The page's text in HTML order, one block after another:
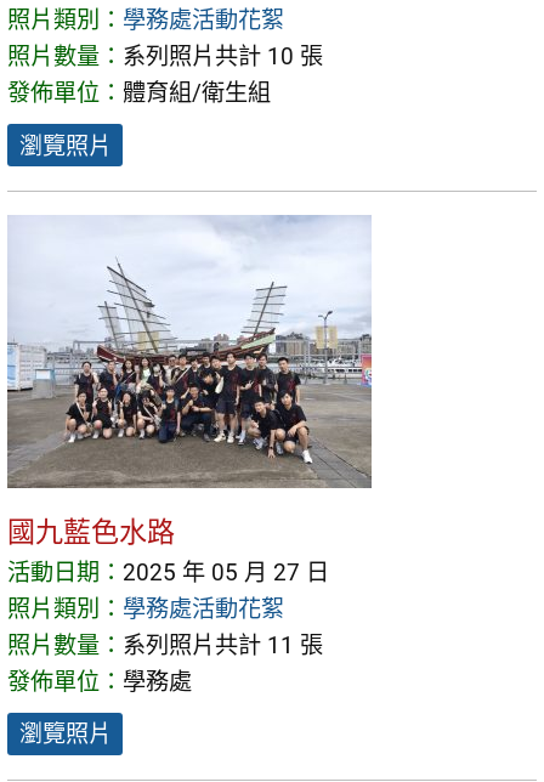
照片類別： 學務處活動花絮
照片數量： 系列照片共計 10 張
發佈單位： 體育組/衛生組
瀏覽照片
國九藍色水路
活動日期： 2025 年 05 月 27 日
照片類別： 學務處活動花絮
照片數量： 系列照片共計 11 張
發佈單位： 學務處
瀏覽照片